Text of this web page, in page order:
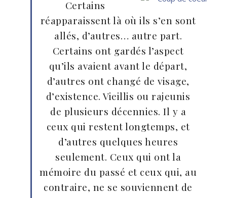
Certains
réapparaissent là où ils s’en sont
allés, d’autres… autre part.
Certains ont gardés l’aspect
qu’ils avaient avant le départ,
d’autres ont changé de visage,
d’existence. Vieillis ou rajeunis
de plusieurs décennies. Il y a
ceux qui restent longtemps, et
d’autres quelques heures
seulement. Ceux qui ont la
mémoire du passé et ceux qui, au
contraire, ne se souviennent de